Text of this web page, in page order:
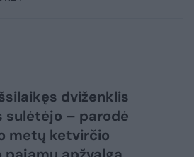
dviženklis
sulėtėjo – parodė
metų ketvirčio